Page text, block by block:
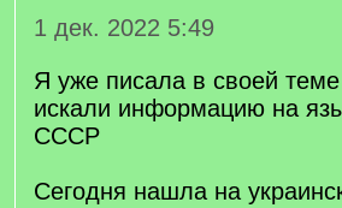
1 дек. 2022 5:49
Я уже писала в своей
искали информацию на
СССР
Сегодня нашла на